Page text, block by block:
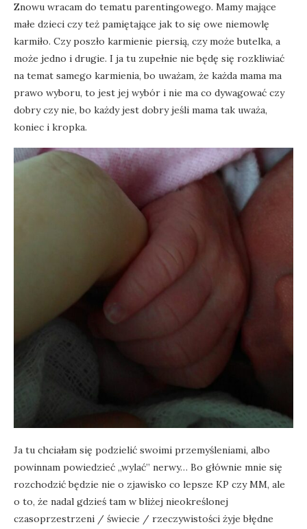
Znowu wracam do tematu parentingowego. Mamy mające
małe dzieci czy też pamiętające jak to się owe niemowlę
karmiło. Czy poszło karmienie piersią, czy może butelka, a
może jedno i drugie. I ja tu zupełnie nie będę się rozkliwiać
na temat samego karmienia, bo uważam, że każda mama ma
prawo wyboru, to jest jej wybór i nie ma co dywagować czy
dobry czy nie, bo każdy jest dobry jeśli mama tak uważa,
koniec i kropka.
Ja tu chciałam się podzielić swoimi przemyśleniami, albo
powinnam powiedzieć „wylać” nerwy… Bo głównie mnie się
rozchodzić będzie nie o zjawisko co lepsze KP czy MM, ale
o to, że nadal gdzieś tam w bliżej nieokreślonej
czasoprzestrzeni / świecie / rzeczywistości żyje błędne